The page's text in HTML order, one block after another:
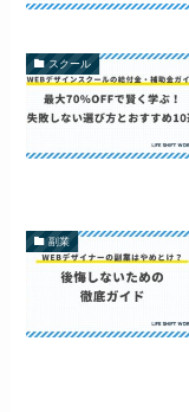
スクール
副業